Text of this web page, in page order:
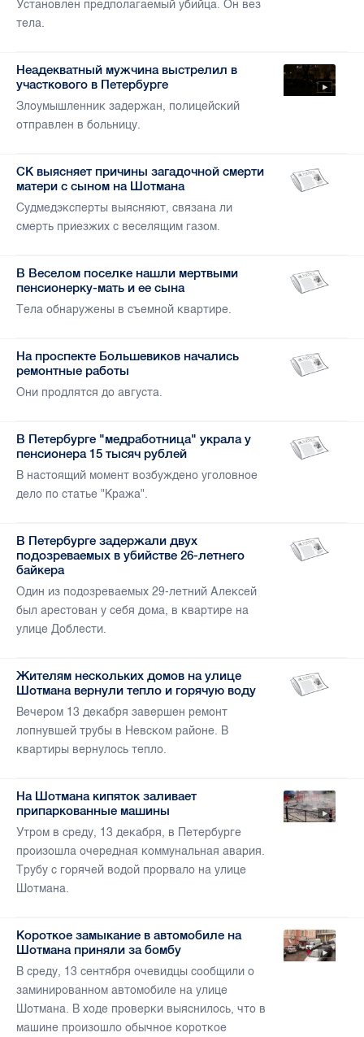
Установлен предполагаемый убийца. Он вез
тела.
Неадекватный мужчина выстрелил в
участкового в Петербурге
Злоумышленник задержан, полицейский
отправлен в больницу.
СК выясняет причины загадочной смерти
матери с сыном на Шотмана
Судмедэксперты выясняют, связана ли
смерть приезжих с веселящим газом.
В Веселом поселке нашли мертвыми
пенсионерку-мать и ее сына
Тела обнаружены в съемной квартире.
На проспекте Большевиков начались
ремонтные работы
Они продлятся до августа.
В Петербурге "медработница" украла у
пенсионера 15 тысяч рублей
В настоящий момент возбуждено уголовное
дело по статье "Кража".
В Петербурге задержали двух
подозреваемых в убийстве 26-летнего
байкера
Один из подозреваемых 29-летний Алексей
был арестован у себя дома, в квартире на
улице Доблести.
Жителям нескольких домов на улице
Шотмана вернули тепло и горячую воду
Вечером 13 декабря завершен ремонт
лопнувшей трубы в Невском районе. В
квартиры вернулось тепло.
На Шотмана кипяток заливает
припаркованные машины
Утром в среду, 13 декабря, в Петербурге
произошла очередная коммунальная авария.
Трубу с горячей водой прорвало на улице
Шотмана.
Короткое замыкание в автомобиле на
Шотмана приняли за бомбу
В среду, 13 сентября очевидцы сообщили о
заминированном автомобиле на улице
Шотмана. В ходе проверки выяснилось, что в
машине произошло обычное короткое